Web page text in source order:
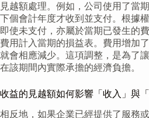
見越額處理。例如，公司使用了當
下個會計年度才收到並支付。根據
即使未支付，亦屬於當期已發生的
費用計入當期的損益表。費用增加
就會相應減少。這項調整，是為了
在該期間內實際承擔的經濟負擔。
收益的見越額如何影響「收入」與
相反地，如果企業已經提供了服務